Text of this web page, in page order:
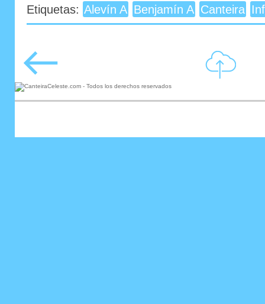
Etiquetas: Alevín A Benjamín A Canteira